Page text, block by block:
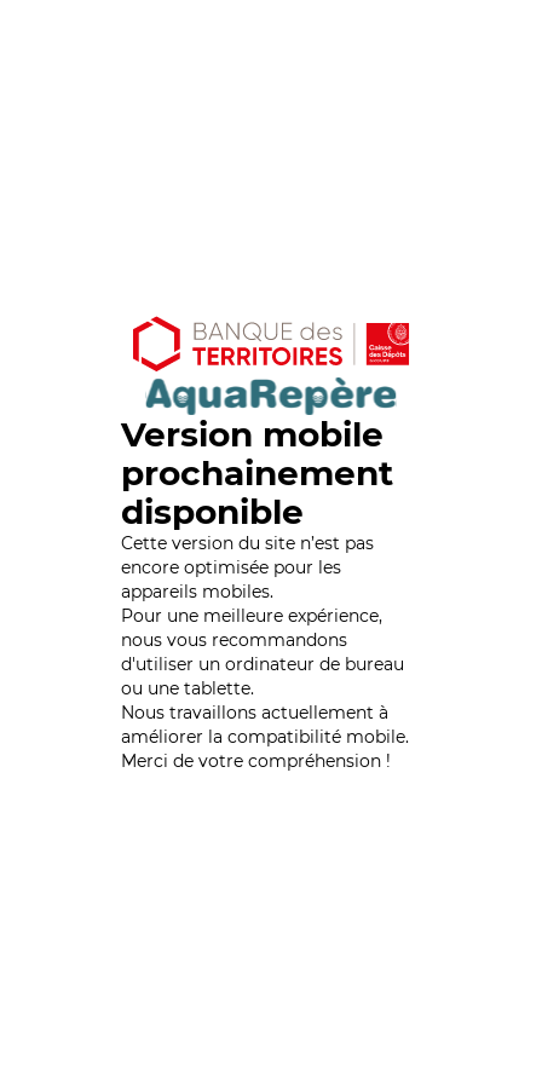
Version mobile
prochainement
disponible
Cette version du site n’est pas
encore optimisée pour les
appareils mobiles.
Pour une meilleure expérience,
nous vous recommandons
d'utiliser un ordinateur de bureau
ou une tablette.
Nous travaillons actuellement à
améliorer la compatibilité mobile.
Merci de votre compréhension !